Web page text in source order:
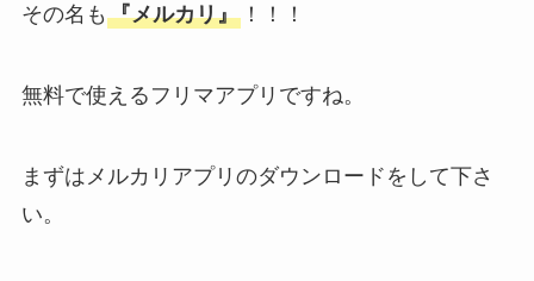
その名も 『メルカリ』！！！
無料で使えるフリマアプリですね。
まずはメルカリアプリのダウンロードをして下さ
い。